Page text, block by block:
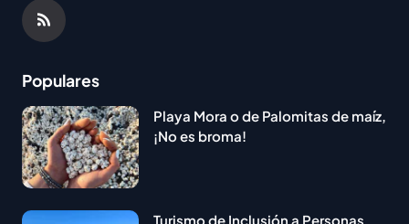
Populares
Playa Mora o de Palomitas de maíz,
¡No es broma!
Turismo de Inclusión a Personas